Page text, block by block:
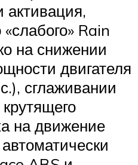
Rain
на снижении
двигателя
сглаживании
на движение